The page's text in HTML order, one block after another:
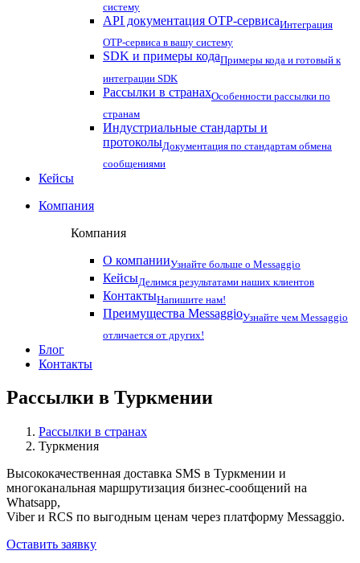
систему
API документация OTP-сервисаИнтеграция
OTP-сервиса в вашу систему
SDK и примеры кодаПримеры кода и готовый к
интеграции SDK
Рассылки в странахОсобенности рассылки по
странам
Индустриальные стандарты и
протоколыДокументация по стандартам обмена
сообщениями
Кейсы
Компания
Компания
О компанииУзнайте больше о Messaggio
КейсыДелимся результатами наших клиентов
КонтактыНапишите нам!
Преимущества MessaggioУзнайте чем Messaggio
отличается от других!
Блог
Контакты
Рассылки в Туркмении
Рассылки в странах
Туркмения
Высококачественная доставка SMS в Туркмении и
многоканальная маршрутизация бизнес-сообщений на
Whatsapp,
Viber и RCS по выгодным ценам через платформу Messaggio.
Оставить заявку